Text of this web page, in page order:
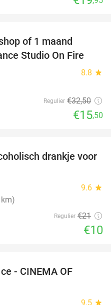
of 1 maand
Studio On Fire
8.8 star
Regulier €32,50
€15,50
52%
drankje voor
9.6 star
Regulier €21
€10
- CINEMA OF
9.5 star